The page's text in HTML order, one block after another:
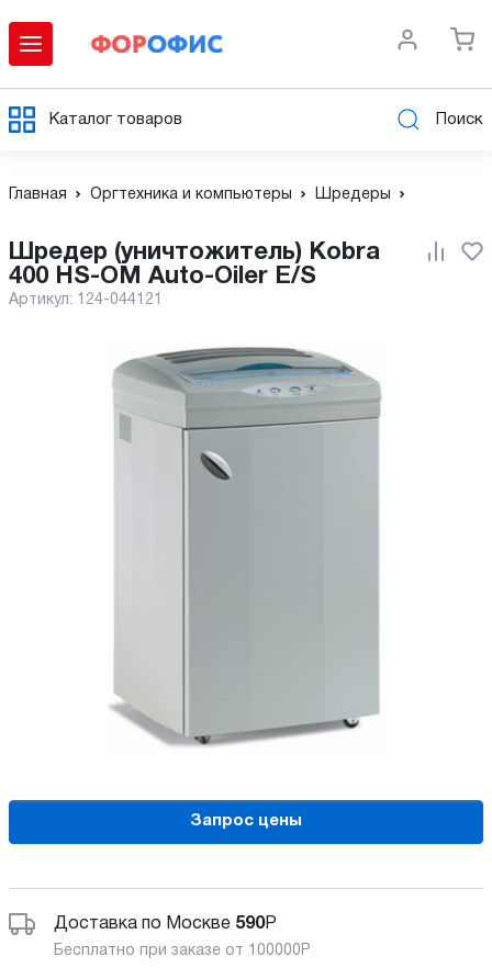
Каталог товаров Поиск
Главная Оргтехника и компьютеры Шредеры
Шредер (уничтожитель) Kobra
400 HS-OM Auto-Oiler E/S
Артикул: 124-044121
Запрос цены
Доставка по Москве 590Р
Бесплатно при заказе от 100000 Р